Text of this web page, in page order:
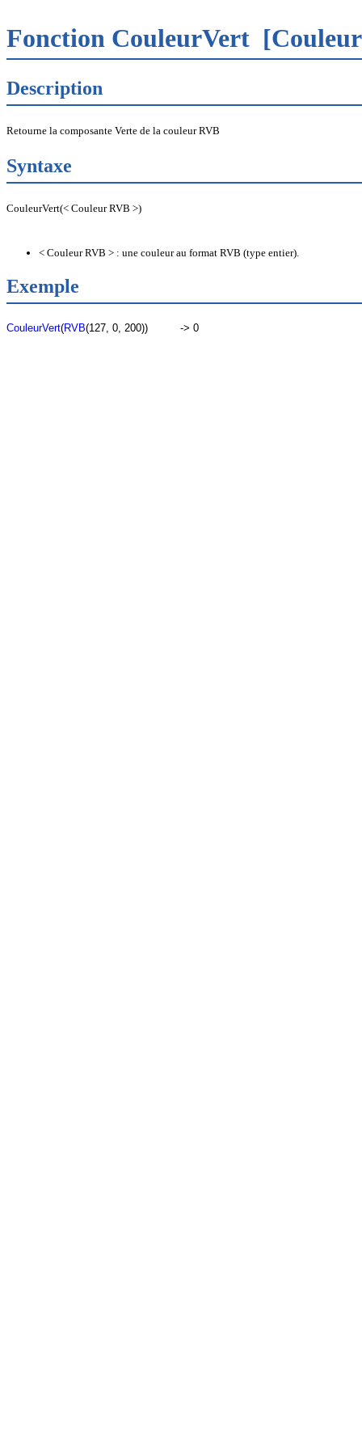
Fonction CouleurVert
Description
Retourne la composante Verte de la couleur RVB
Syntaxe
CouleurVert(< Couleur RVB >)
< Couleur RVB > : une couleur au format RVB (type entier).
Exemple
CouleurVert(RVB(127, 0, 200)) -> 0